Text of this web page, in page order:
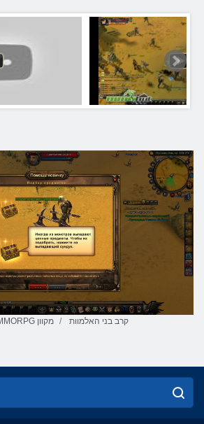
משחקי MMORPG מקוון קרב בני האלמוות